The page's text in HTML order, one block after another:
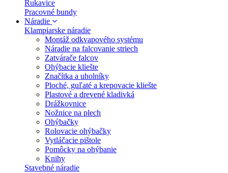
Rukavice
Pracovné bundy
Náradie
Klampiarske náradie
Montáž odkvapového systému
Náradie na falcovanie striech
Zatvárače falcov
Ohýbacie kliešte
Značítka a uholníky
Ploché, guľaté a krepovacie kliešte
Plastové a drevené kladivká
Drážkovnice
Nožnice na plech
Ohýbačky
Rolovacie ohýbačky
Vytláčacie pištole
Pomôcky na ohýbanie
Knihy
Stavebné náradie